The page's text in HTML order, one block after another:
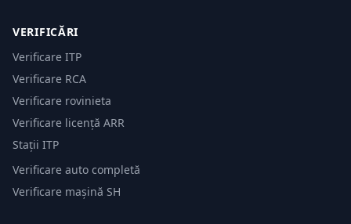
VERIFICĂRI
Verificare ITP
Verificare RCA
Verificare rovinieta
Verificare licență ARR
Stații ITP
Verificare auto completă
Verificare mașină SH